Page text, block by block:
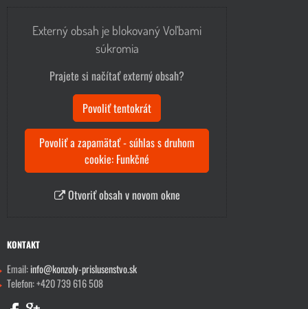
Externý obsah je blokovaný Voľbami
súkromia
Prajete si načítať externý obsah?
Povoliť tentokrát
Povoliť a zapamätať - súhlas s druhom
cookie: Funkčné
Otvoriť obsah v novom okne
KONTAKT
Email:info@konzoly-prislusenstvo.sk
Telefon: +420 739 616 508